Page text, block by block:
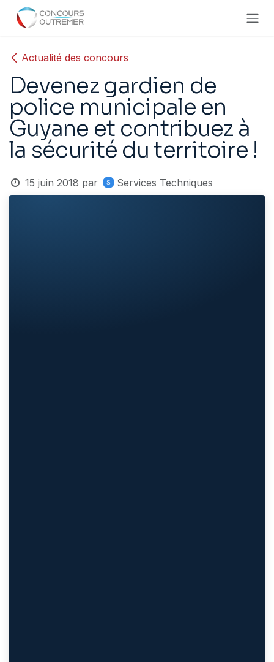
Se rendre au contenu
Actualité des concours
Devenez gardien de
police municipale en
Guyane et contribuez à
la sécurité du territoire !
15 juin 2018 par Services Techniques